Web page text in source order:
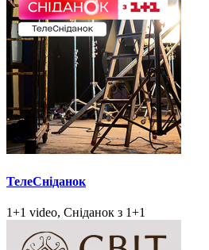
ТелеСніданок
1+1 video, Сніданок з 1+1